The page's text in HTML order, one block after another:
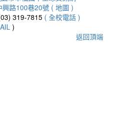
路100巷20號 ( 地圖 )
319-7815 ( 全校電話 )
)
返回頂端